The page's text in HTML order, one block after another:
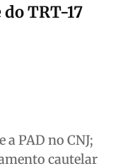
TRT-17
PAD no CNJ;
cautelar